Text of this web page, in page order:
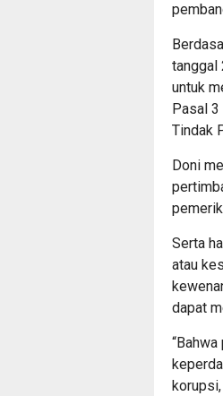
tanggal
untuk
Pasal
Tindak
Doni
Serta
atau
dapat